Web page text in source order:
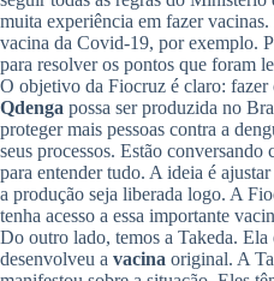
muita experiência em fazer
vacina da Covid-19, por exemplo.
para resolver os pontos que foram
O objetivo da Fiocruz é claro: fazer
Qdenga possa ser produzida no
proteger mais pessoas contra a
seus processos. Estão
para entender tudo. A ideia é
a produção seja liberada logo. A
tenha acesso a essa importante
Do outro lado, temos a Takeda. Ela
desenvolveu a vacina original. A